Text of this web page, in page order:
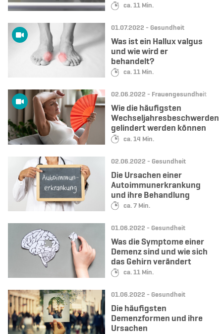
Lesedauer:
ca. 11 Min.
Datum:
01.07.2022 - Kategorie:
Gesundheit
Lesedauer:
ca. 11 Min.
Was ist ein Hallux valgus
und wie wird er
behandelt?
Datum:
02.06.2022 - Kategorie:
Frauengesundheit
Lesedauer:
ca. 14 Min.
Wie die häufigsten
Wechseljahresbeschwerden
gelindert werden können
Datum:
02.06.2022 - Kategorie:
Gesundheit
Lesedauer:
ca. 7 Min.
Die Ursachen einer
Autoimmunerkrankung
und ihre Behandlung
Datum:
01.06.2022 - Kategorie:
Gesundheit
Lesedauer:
ca. 11 Min.
Was die Symptome einer
Demenz sind und wie sich
das Gehirn verändert
Datum:
01.06.2022 - Kategorie:
Gesundheit
Die häufigsten
Demenzformen und ihre
Ursachen